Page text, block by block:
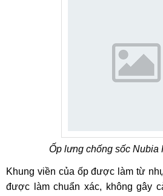
Ốp lưng chống sốc Nubia
Khung viền của ốp được làm từ
được làm chuẩn xác, không gây